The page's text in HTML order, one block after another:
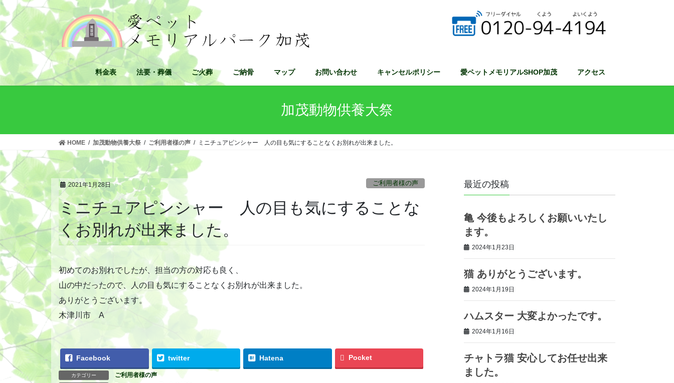
コ
ン
テ
ン
へ
ス
ナ
ビ
ゲ
ー
ョ
ン
料金表 法要・葬儀 ご火葬 ご納骨 マップ お問い合わせ キャンセルポリシー 愛ペットメモリアルSHOP加茂 アクセス
加茂動物供養大祭
HOME 加茂動物供養大祭 ご利用者様の声 ミニチュアピンシャー 人の目も気にすることなくお別れが出来ました。
2021年1月28日 ご利用者様の声
ミニチュアピンシャー 人の目も気にすることな
くお別れが出来ました。
初めてのお別れでしたが、担当の方の対応も良く、
山の中だったので、人の目も気にすることなくお別れが出来ました。
ありがとうございます。
木津川市 A
Facebook twitter Hatena Pocket
カテゴリー ご利用者様の声
最近の投稿
亀 今後もよろしくお願いいたし
ます。
2024年1月23日
猫 ありがとうございます。
2024年1月19日
ハムスター 大変よかったです。
2024年1月16日
チャトラ猫 安心してお任せ出来
ました。